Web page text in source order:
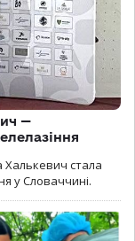
—
Халькевич стала
у Словаччині.